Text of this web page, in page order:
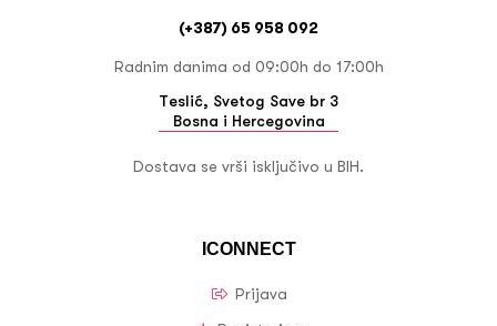
ICONNECT
Prijava
(+387) 65 958 092
Radnim danima od 09:00h do 17:00h
Teslić, Svetog Save br 3
Bosna i Hercegovina
Dostava se vrši isključivo u BIH.